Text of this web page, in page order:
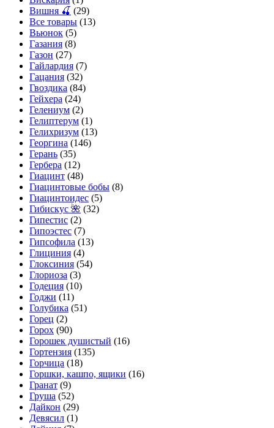
Вишня 🍒 (29)
Все товары (13)
Вьюнок (5)
Газания (8)
Газон (27)
Гайлардия (7)
Гацания (32)
Гвоздика (84)
Гейхера (24)
Гелениум (2)
Гелиптерум (1)
Гелихризум (13)
Георгина (146)
Герань (35)
Гербера (12)
Гиацинт (48)
Гиацинтовые бобы (8)
Гиацинтоидес (5)
Гибискус 🌺 (32)
Гипестис (2)
Гипоэстес (7)
Гипсофила (13)
Глициния (4)
Глоксиния (54)
Глориоза (3)
Годеция (10)
Годжи (11)
Голубика (51)
Горец (2)
Горох (90)
Горошек душистый (16)
Гортензия (135)
Горчица (18)
Горшки, кашпо, ящики (16)
Гранат (9)
Груша (52)
Дайкон (29)
Девясил (1)